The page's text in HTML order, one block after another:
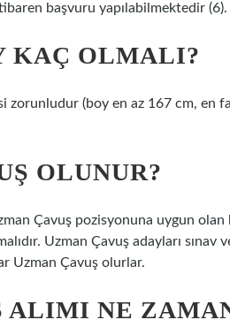
başvuru yapılabilmektedir (6).
KAÇ OLMALI?
(boy en az 167 cm, en
OLUNUR?
Çavuş pozisyonuna uygun olan
Uzman Çavuş adayları sınav
Uzman Çavuş olurlar.
ALIMI NE